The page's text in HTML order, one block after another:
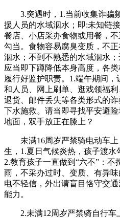
3.突遇时，1.当前收集诈骗
援人员的水域泅水；即:未知链
餐店、小店采办食物或用餐，
勾当。食物容易腐臭变质，不
泅水；不到不熟悉的水域泅水
应当即下蹲降低本身高度，各
履行好监护职责。1.端午期间
和人员、网上刷单、逛戏领福
退货、邮件丢失等各类形式的
下水施救。请当即寻找平安避
地面，双手放正在膝上？
未满16周岁严禁骑电动车上
生，1.夏日气候炎热，孩子渡水
2.教育孩子一直做到“六不”：不
雨，不采办过时、变质、有异
电不轻信，外出请盲目恪守交
能力。
2.未满12周岁严禁骑自行车